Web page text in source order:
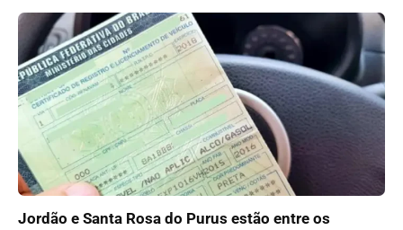
Jordão e Santa Rosa do Purus estão entre os